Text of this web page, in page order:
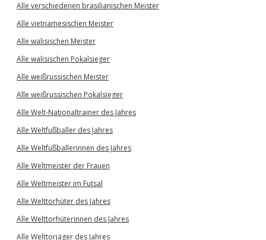
Alle verschiedenen brasilianischen Meister
Alle vietnamesischen Meister
Alle walisischen Meister
Alle walisischen Pokalsieger
Alle weißrussischen Meister
Alle weißrussischen Pokalsieger
Alle Welt-Nationaltrainer des Jahres
Alle Weltfußballer des Jahres
Alle Weltfußballerinnen des Jahres
Alle Weltmeister der Frauen
Alle Weltmeister im Futsal
Alle Welttorhüter des Jahres
Alle Welttorhüterinnen des Jahres
Alle Welttorjäger des Jahres